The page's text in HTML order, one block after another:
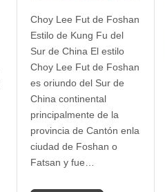
Choy Lee Fut de Foshan
Estilo de Kung Fu del
Sur de China El estilo
Choy Lee Fut de Foshan
es oriundo del Sur de
China continental
principalmente de la
provincia de Cantón enla
ciudad de Foshan o
Fatsan y fue…